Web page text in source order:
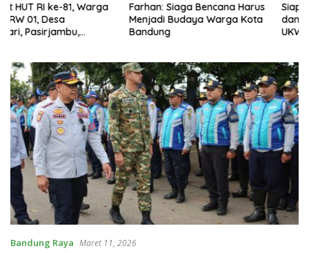
Farhan: Siaga Bencana Harus
Menjadi Budaya Warga Kota
Bandung
Siap Sejahterakan Anggota
dan Sediakan 1.000 Kuota
UKW Gratis, Tantan Resmi
Bandung Raya Maret 11, 2026